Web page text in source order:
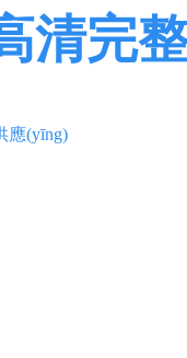
清完
應(yīng)